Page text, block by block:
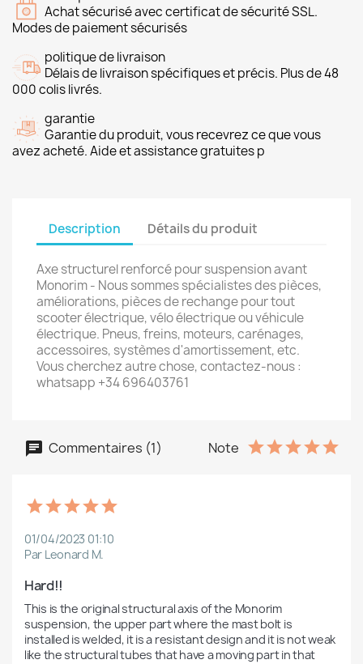
Achat sécurisé avec certificat de sécurité SSL.
Modes de paiement sécurisés
politique de livraison
Délais de livraison spécifiques et précis. Plus de 48
000 colis livrés.
garantie
Garantie du produit, vous recevrez ce que vous
avez acheté. Aide et assistance gratuites p
Description Détails du produit
Axe structurel renforcé pour suspension avant
Monorim - Nous sommes spécialistes des pièces,
améliorations, pièces de rechange pour tout
scooter électrique, vélo électrique ou véhicule
électrique. Pneus, freins, moteurs, carénages,
accessoires, systèmes d'amortissement, etc.
Vous cherchez autre chose, contactez-nous :
whatsapp +34 696403761
Commentaires (1) Note
01/04/2023 01:10
Par Leonard M.
Hard!!
This is the original structural axis of the Monorim
suspension, the upper part where the mast bolt is
installed is welded, it is a resistant design and it is not weak
like the structural tubes that have a moving part in that